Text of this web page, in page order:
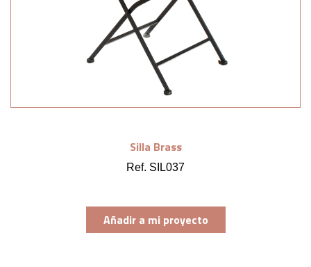
Silla Brass
Ref. SIL037
Añadir a mi proyecto